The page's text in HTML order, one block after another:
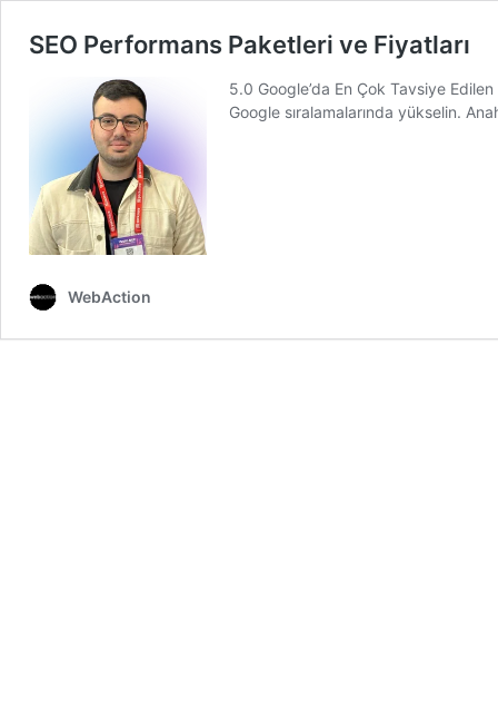
SEO Performans Paketleri ve Fiyatları
5.0 Google’da En Çok Tavsiye
Google sıralamalarında yükselin.
WebAction